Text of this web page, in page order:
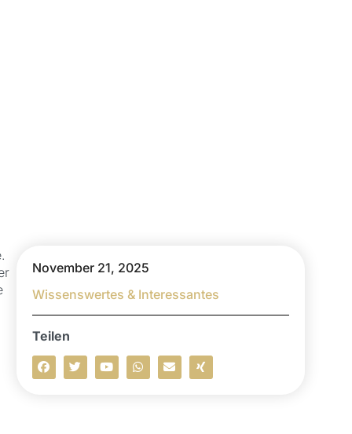
November 21, 2025
Wissenswertes & Interessantes
Teilen